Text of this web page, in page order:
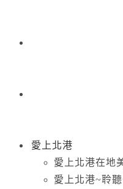
愛上北港
愛上北港在地
愛上北港~聆